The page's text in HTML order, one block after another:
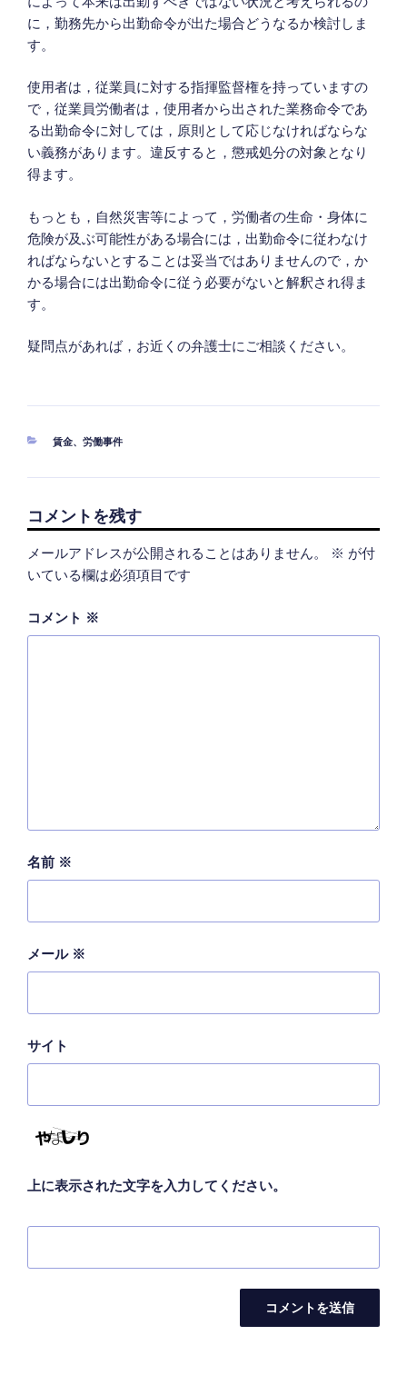
に，勤務先から出勤命令が出た場合どうなるか検討しま
す。
使用者は，従業員に対する指揮監督権を持っていますの
で，従業員労働者は，使用者から出された業務命令であ
る出勤命令に対しては，原則として応じなければならな
い義務があります。違反すると，懲戒処分の対象となり
得ます。
もっとも，自然災害等によって，労働者の生命・身体に
危険が及ぶ可能性がある場合には，出勤命令に従わなけ
ればならないとすることは妥当ではありませんので，か
かる場合には出勤命令に従う必要がないと解釈され得ま
す。
疑問点があれば，お近くの弁護士にご相談ください。
カ
賃金、 労働事件
コメントを残す
メールアドレスが公開されることはありません。 ※ が付
いている欄は必須項目です
コメント ※
名前 ※
メール ※
サイト
上に表示された文字を入力してください。